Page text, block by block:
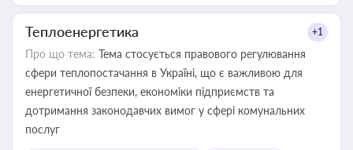
Теплоенергетика +1
Про що тема: Тема стосується правового регулювання
сфери теплопостачання в Україні, що є важливою для
енергетичної безпеки, економіки підприємств та
дотримання законодавчих вимог у сфері комунальних
послуг